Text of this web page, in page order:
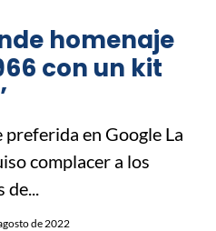
homenaje
con un kit
en Google La
complacer a los
de 2022